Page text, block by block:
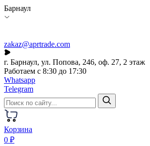
Барнаул
zakaz@aprtrade.com
г. Барнаул, ул. Попова, 246, оф. 27, 2 этаж
Работаем с 8:30 до 17:30
Whatsapp
Telegram
Корзина
0 ₽